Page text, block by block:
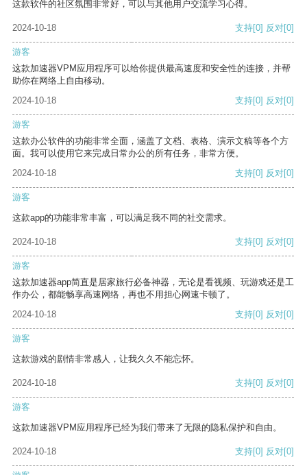
这款软件的社区氛围非常好，可以与其他用户交流学习心得。
2024-10-18 支持[0] 反对[0]
游客
这款加速器VPM应用程序可以给你提供最高速度和安全性的连接，并帮
助你在网络上自由移动。
2024-10-18
支持[0] 反对[0]
游客
这款办公软件的功能非常全面，涵盖了文档、表格、演示文稿等各个方
面。我可以使用它来完成日常办公的所有任务，非常方便。
2024-10-18
支持[0] 反对[0]
游客
这款app的功能非常丰富，可以满足我不同的社交需求。
2024-10-18 支持[0] 反对[0]
游客
这款加速器app简直是居家旅行必备神器，无论是看视频、玩游戏还是工
作办公，都能畅享高速网络，再也不用担心网速卡顿了。
2024-10-18
支持[0] 反对[0]
游客
这款游戏的剧情非常感人，让我久久不能忘怀。
2024-10-18 支持[0] 反对[0]
游客
这款加速器VPM应用程序已经为我们带来了无限的隐私保护和自由。
2024-10-18 支持[0] 反对[0]